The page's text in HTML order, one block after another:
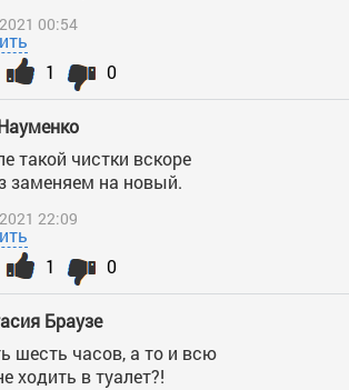
00:54
0
1
такой чистки вскоре
заменяем на новый.
22:09
0
1
Браузе
шесть часов, а то и всю
ходить в туалет?!